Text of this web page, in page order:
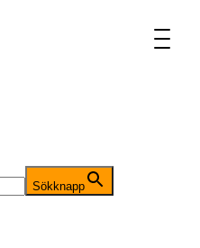
Sökknapp